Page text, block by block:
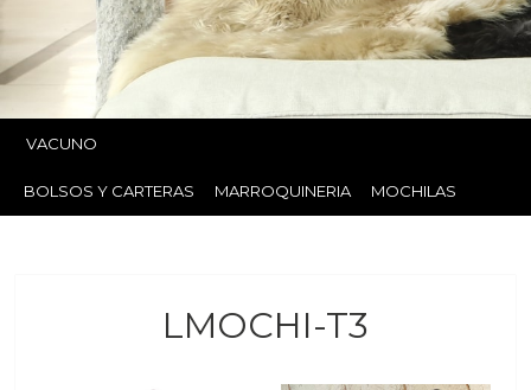
VACUNO
BOLSOS Y CARTERAS MARROQUINERIA MOCHILAS
LMOCHI-T3